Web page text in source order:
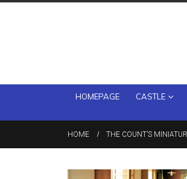
HOMEPAGE CASTLE
HOME THE COUNT’S